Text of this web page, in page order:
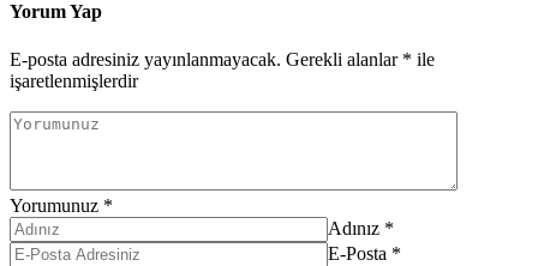
Yorum Yap
E-posta adresiniz yayınlanmayacak. Gerekli alanlar * ile
işaretlenmişlerdir
Yorumunuz *
Adınız *
E-Posta *